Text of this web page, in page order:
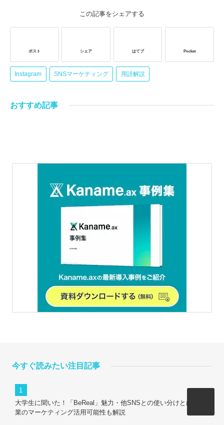
この記事をシェアする
ポスト シェア はてブ Pocket
Instagram SNSマーケティング 用語解説
おすすめ記事
今すぐ読みたい注目記事
大学生に聞いた！「BeReal」魅力・他SNSとの使い分けとは？企
業のマーケティング活用可能性も解説